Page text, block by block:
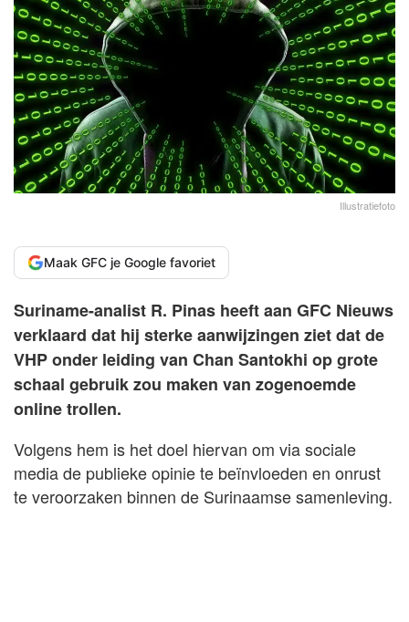
Illustratiefoto
Maak GFC je Google favoriet
Suriname-analist R. Pinas heeft aan GFC Nieuws
verklaard dat hij sterke aanwijzingen ziet dat de
VHP onder leiding van Chan Santokhi op grote
schaal gebruik zou maken van zogenoemde
online trollen.
Volgens hem is het doel hiervan om via sociale
media de publieke opinie te beïnvloeden en onrust
te veroorzaken binnen de Surinaamse samenleving.